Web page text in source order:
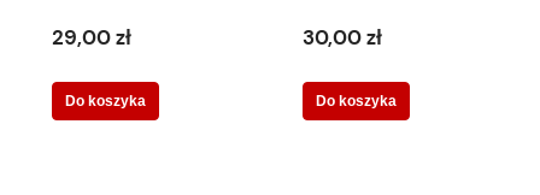
570153
29,00 zł
Do koszyka
cm 570061
30,00 zł
Do koszyka